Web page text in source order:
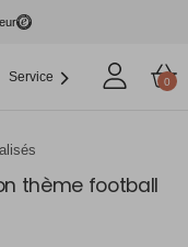
Service 0
thème football